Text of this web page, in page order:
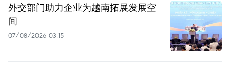
外交部门助力企业为越南拓展发展空
间
07/08/2026 03:15